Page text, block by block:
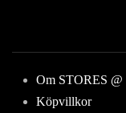
Om STORES
Köpvillkor